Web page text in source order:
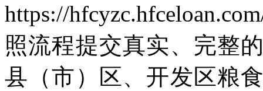
https://
照流程提交真实、完整
县（市）区、开发区粮